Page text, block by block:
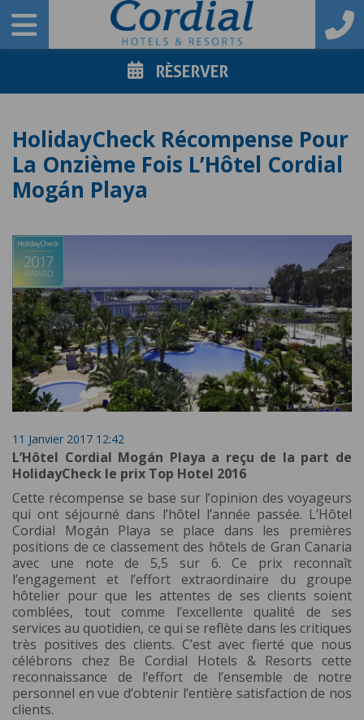
RÈSERVER
HolidayCheck Récompense Pour
La Onzième Fois L’Hôtel Cordial
Mogán Playa
11 Janvier 2017 12:42
L’Hôtel Cordial Mogán Playa a reçu de la part de
HolidayCheck le prix Top Hotel 2016
Cette récompense se base sur l’opinion des voyageurs
qui ont séjourné dans l’hôtel l’année passée. L’Hôtel
Cordial Mogán Playa se place dans les premières
positions de ce classement des hôtels de Gran Canaria
avec une note de 5,5 sur 6. Ce prix reconnaît
l’engagement et l’effort extraordinaire du groupe
hôtelier pour que les attentes de ses clients soient
comblées, tout comme l’excellente qualité de ses
services au quotidien, ce qui se reflète dans les critiques
très positives des clients. C’est avec fierté que nous
célébrons chez Be Cordial Hotels & Resorts cette
reconnaissance de l’effort de l’ensemble de notre
personnel en vue d’obtenir l’entière satisfaction de nos
clients.